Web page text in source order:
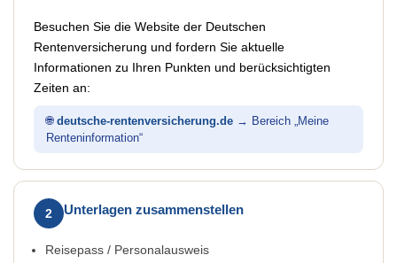
Besuchen Sie die Website der Deutschen
Rentenversicherung und fordern Sie aktuelle
Informationen zu Ihren Punkten und berücksichtigten
Zeiten an:
🌐 deutsche-rentenversicherung.de → Bereich „Meine
Renteninformation“
2 Unterlagen zusammenstellen
Reisepass / Personalausweis